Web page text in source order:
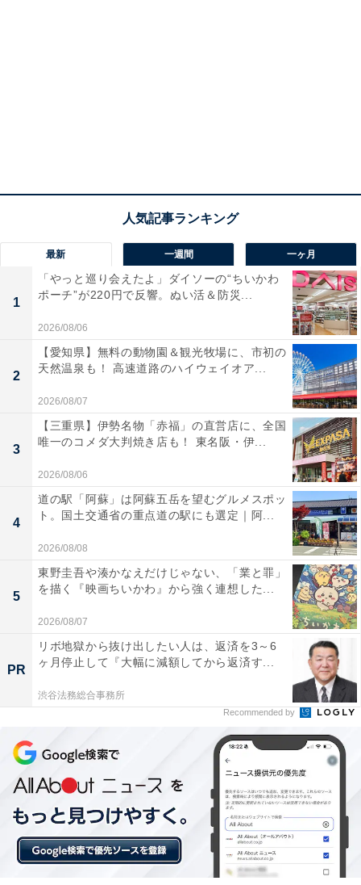
最新 一週間 一ヶ月
1
「やっと巡り会えたよ」ダイソーの“ちいかわ
ポーチ”が220円で反響。ぬい活＆防災...
2026/08/06
2
【愛知県】無料の動物園＆観光牧場に、市初の
天然温泉も！ 高速道路のハイウェイオア...
2026/08/07
3
【三重県】伊勢名物「赤福」の直営店に、全国
唯一のコメダ大判焼き店も！ 東名阪・伊...
2026/08/06
4
道の駅「阿蘇」は阿蘇五岳を望むグルメスポッ
ト。国土交通省の重点道の駅にも選定｜阿...
2026/08/08
5
東野圭吾や湊かなえだけじゃない、「業と罪」
を描く『映画ちいかわ』から強く連想した...
2026/08/07
PR
リボ地獄から抜け出したい人は、返済を3～6
ヶ月停止して『大幅に減額してから返済す...
渋谷法務総合事務所
Recommended by